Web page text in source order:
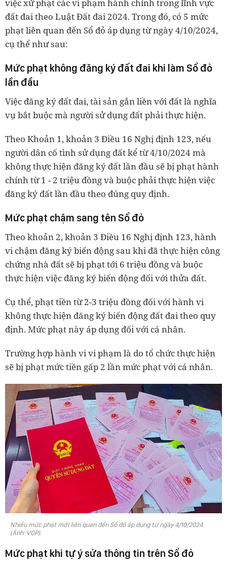
việc xử phạt các vi phạm hành chính trong lĩnh vực
đất đai theo Luật Đất đai 2024. Trong đó, có 5 mức
phạt liên quan đến Sổ đỏ áp dụng từ ngày 4/10/2024,
cụ thể như sau:
Mức phạt không đăng ký đất đai khi làm Sổ đỏ
lần đầu
Việc đăng ký đất đai, tài sản gắn liền với đất là nghĩa
vụ bắt buộc mà người sử dụng đất phải thực hiện.
Theo Khoản 1, khoản 3 Điều 16 Nghị định 123, nếu
người dân cố tình sử dụng đất kể từ 4/10/2024 mà
không thực hiện đăng ký đất lần đầu sẽ bị phạt hành
chính từ 1 - 2 triệu đồng và buộc phải thực hiện việc
đăng ký đất lần đầu theo đúng quy định.
Mức phạt chậm sang tên Sổ đỏ
Theo khoản 2, khoản 3 Điều 16 Nghị định 123, hành
vi chậm đăng ký biến động sau khi đã thực hiện công
chứng nhà đất sẽ bị phạt tới 6 triệu đồng và buộc
thực hiện việc đăng ký biến động đối với thửa đất.
Cụ thể, phạt tiền từ 2-3 triệu đồng đối với hành vi
không thực hiện đăng ký biến động đất đai theo quy
định. Mức phạt này áp dụng đối với cá nhân.
Trường hợp hành vi vi phạm là do tổ chức thực hiện
sẽ bị phạt mức tiền gấp 2 lần mức phạt với cá nhân.
Nhiều mức phạt mới liên quan đến Sổ đỏ áp dụng từ ngày 4/10/2024
(Ảnh: VGP).
Mức phạt khi tự ý sửa thông tin trên Sổ đỏ